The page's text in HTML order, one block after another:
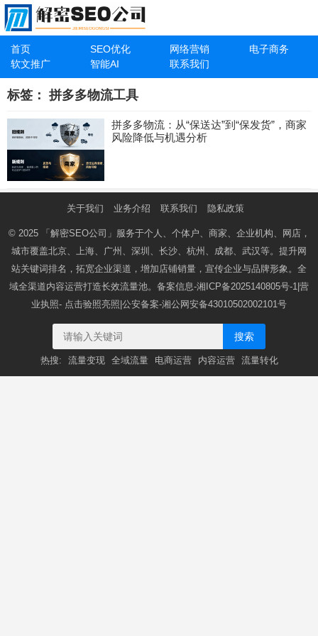
首页 SEO优化 网络营销
电子商务
软文推广
智能AI 联系我们
标签： 拼多多物流工具
拼多多物流：从“保送达”到“保发货”，商家
风险降低与机遇分析
关于我们 业务介绍 联系我们 隐私政策
© 2025 「解密SEO公司」 服务于个人、个体户、商家、企业机构、网店，
城市覆盖北京、上海、广州、深圳、长沙、杭州、成都、武汉等。提升网
站关键词排名，拓宽企业渠道，增加店铺销量，宣传企业与品牌形象。全
域全渠道内容运营打造长效流量池。备案信息-湘ICP备2025140805号-1 |营
业执照- 点击验照亮照 |公安备案-湘公网安备43010502002101号
搜索
热搜: 流量变现 全域流量 电商运营 内容运营 流量转化